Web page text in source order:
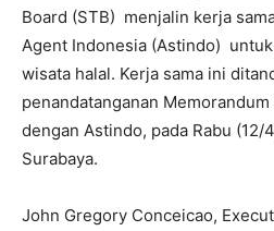
Board (STB) menjalin kerja
Agent Indonesia (Astindo)
wisata halal. Kerja sama ini
penandatanganan
dengan Astindo, pada Rabu
Surabaya.
John Gregory Conceicao,